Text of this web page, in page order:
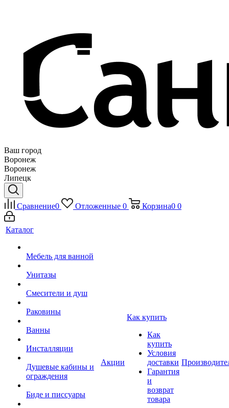
Ваш город
Воронеж
Воронеж
Липецк
Сравнение0 Отложенные 0 Корзина0 0
Каталог
Мебель для ванной
Унитазы
Смесители и душ
Раковины
Ванны
Инсталляции
Душевые кабины и
ограждения
Биде и писсуары
Акции
Как купить
Как
купить
Условия
доставки
Гарантия
и
возврат
товара